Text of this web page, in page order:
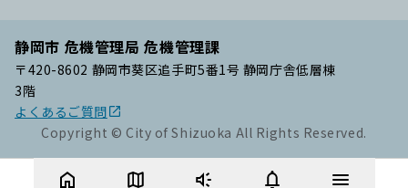
静岡市 危機管理局 危機管理課
〒420-8602 静岡市葵区追手町5番1号 静岡庁舎低層棟
3階
よくあるご質問
Copyright © City of Shizuoka All Rights Reserved.